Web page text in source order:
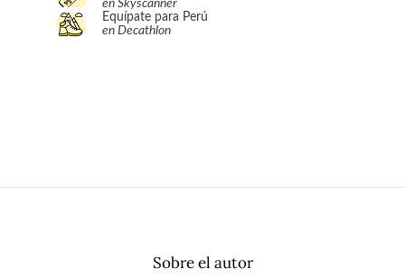
en Skyscanner
Equípate para Perú
en Decathlon
Sobre el autor